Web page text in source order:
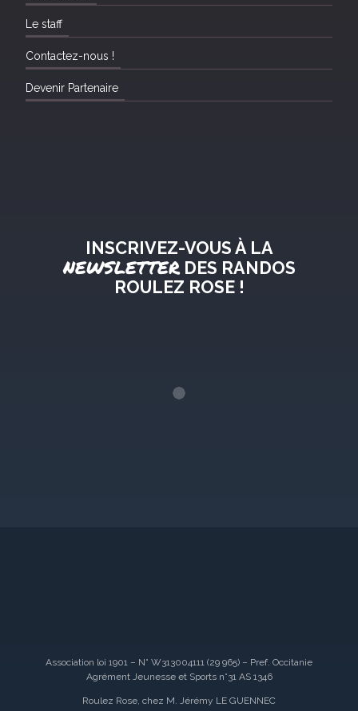
Le staff
Contactez-nous !
Devenir Partenaire
INSCRIVEZ-VOUS À LA
NEWSLETTERDES RANDOS
ROULEZ ROSE !
Association loi 1901 – N° W313004111 (29 965) – Pref. Occitanie
Agrément Jeunesse et Sports n°31 AS 1346
Roulez Rose, chez M. Jérémy LE GUENNEC